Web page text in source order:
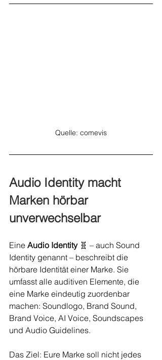
Quelle: comevis
Audio Identity macht
Marken hörbar
unverwechselbar
Eine Audio Identity 🧬 – auch Sound
Identity genannt – beschreibt die
hörbare Identität einer Marke. Sie
umfasst alle auditiven Elemente, die
eine Marke eindeutig zuordenbar
machen: Soundlogo, Brand Sound,
Brand Voice, AI Voice, Soundscapes
und Audio Guidelines.
Das Ziel: Eure Marke soll nicht jedes